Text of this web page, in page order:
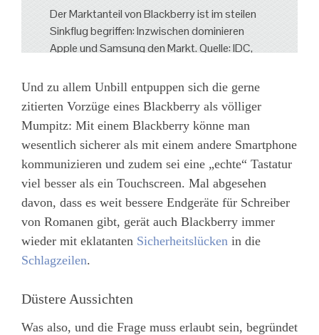
Und zu allem Unbill entpuppen sich die gerne
zitierten Vorzüge eines Blackberry als völliger
Mumpitz: Mit einem Blackberry könne man
wesentlich sicherer als mit einem andere Smartphone
kommunizieren und zudem sei eine „echte“ Tastatur
viel besser als ein Touchscreen. Mal abgesehen
davon, dass es weit bessere Endgeräte für Schreiber
von Romanen gibt, gerät auch Blackberry immer
wieder mit eklatanten Sicherheitslücken in die
Schlagzeilen.
Düstere Aussichten
Was also, und die Frage muss erlaubt sein, begründet